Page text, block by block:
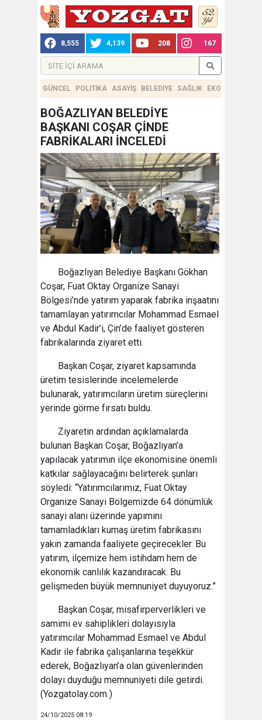
8,555 4,139 208 167
GÜNCEL POLİTİKA ASAYİŞ BELEDİYE SAĞLIK EKONOMİ
BOĞAZLIYAN BELEDİYE
BAŞKANI COŞAR ÇİNDE
FABRİKALARI İNCELEDİ
Boğazlıyan Belediye Başkanı Gökhan
Coşar, Fuat Oktay Organize Sanayi
Bölgesi’nde yatırım yaparak fabrika inşaatını
tamamlayan yatırımcılar Mohammad Esmael
ve Abdul Kadir’i, Çin’de faaliyet gösteren
fabrikalarında ziyaret etti.
Başkan Coşar, ziyaret kapsamında
üretim tesislerinde incelemelerde
bulunarak, yatırımcıların üretim süreçlerini
yerinde görme fırsatı buldu.
Ziyaretin ardından açıklamalarda
bulunan Başkan Coşar, Boğazlıyan’a
yapılacak yatırımın ilçe ekonomisine önemli
katkılar sağlayacağını belirterek şunları
söyledi: “Yatırımcılarımız, Fuat Oktay
Organize Sanayi Bölgemizde 64 dönümlük
sanayi alanı üzerinde yapımını
tamamladıkları kumaş üretim fabrikasını
yakın zamanda faaliyete geçirecekler. Bu
yatırım, ilçemize hem istihdam hem de
ekonomik canlılık kazandıracak. Bu
gelişmeden büyük memnuniyet duyuyoruz.”
Başkan Coşar, misafirperverlikleri ve
samimi ev sahiplikleri dolayısıyla
yatırımcılar Mohammad Esmael ve Abdul
Kadir ile fabrika çalışanlarına teşekkür
ederek, Boğazlıyan’a olan güvenlerinden
dolayı duyduğu memnuniyeti dile getirdi.
(Yozgatolay.com )
24/10/2025 08:19